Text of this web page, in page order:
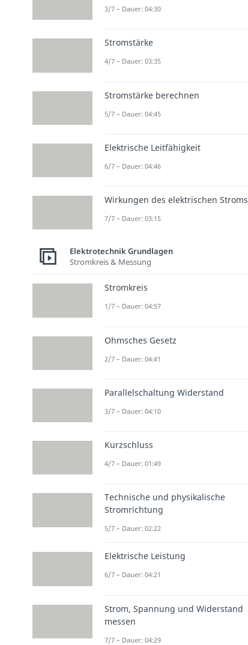
3/7 – Dauer: 04:30
Stromstärke
4/7 – Dauer: 03:35
Stromstärke berechnen
5/7 – Dauer: 04:45
Elektrische Leitfähigkeit
6/7 – Dauer: 04:46
Wirkungen des elektrischen Stroms
7/7 – Dauer: 03:15
Elektrotechnik Grundlagen
Stromkreis & Messung
Stromkreis
1/7 – Dauer: 04:57
Ohmsches Gesetz
2/7 – Dauer: 04:41
Parallelschaltung Widerstand
3/7 – Dauer: 04:10
Kurzschluss
4/7 – Dauer: 01:49
Technische und physikalische
Stromrichtung
5/7 – Dauer: 02:22
Elektrische Leistung
6/7 – Dauer: 04:21
Strom, Spannung und Widerstand
messen
7/7 – Dauer: 04:29